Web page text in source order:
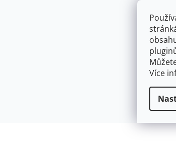
Více
NÁSTĚNNÉ 150/100MM
Držáky na Ručníky a